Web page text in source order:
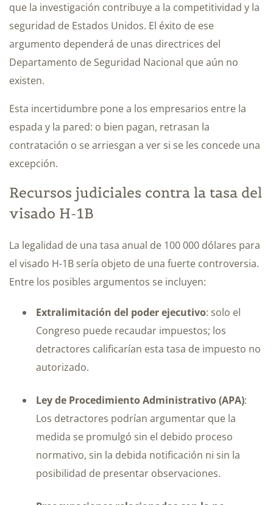
que la investigación contribuye a la competitividad y la
seguridad de Estados Unidos. El éxito de ese
argumento dependerá de unas directrices del
Departamento de Seguridad Nacional que aún no
existen.
Esta incertidumbre pone a los empresarios entre la
espada y la pared: o bien pagan, retrasan la
contratación o se arriesgan a ver si se les concede una
excepción.
Recursos judiciales contra la tasa del
visado H-1B
La legalidad de una tasa anual de 100 000 dólares para
el visado H-1B sería objeto de una fuerte controversia.
Entre los posibles argumentos se incluyen:
Extralimitación del poder ejecutivo: solo el
Congreso puede recaudar impuestos; los
detractores calificarían esta tasa de impuesto no
autorizado.
Ley de Procedimiento Administrativo (APA):
Los detractores podrían argumentar que la
medida se promulgó sin el debido proceso
normativo, sin la debida notificación ni sin la
posibilidad de presentar observaciones.